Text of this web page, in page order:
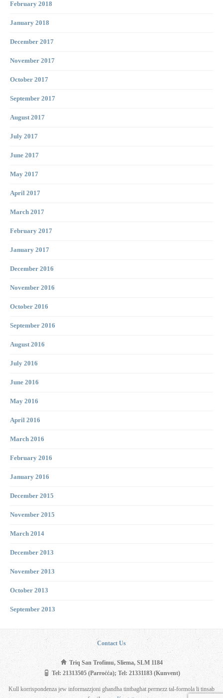
February 2018
January 2018
December 2017
November 2017
October 2017
September 2017
August 2017
July 2017
June 2017
May 2017
April 2017
March 2017
February 2017
January 2017
December 2016
November 2016
October 2016
September 2016
August 2016
July 2016
June 2016
May 2016
April 2016
March 2016
February 2016
January 2016
December 2015
November 2015
March 2014
December 2013
November 2013
October 2013
September 2013
Contact Us
Triq San Trofimu, Sliema, SLM 1184
Tel: 21313505 (Parroċċa); Tel: 21331183 (Kunvent)
Kull korrispondenza jew informazzjoni għandha tintbagħat permezz tal-formola li tinsab